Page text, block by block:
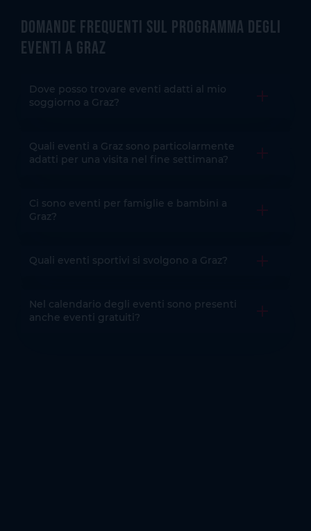
Domande frequenti sul programma degli
eventi a Graz
Dove posso trovare eventi adatti al mio
soggiorno a Graz?
Aprire la
Quali eventi a Graz sono particolarmente
adatti per una visita nel fine settimana?
Aprire la
Ci sono eventi per famiglie e bambini a
Graz?
Aprire la
Quali eventi sportivi si svolgono a Graz? Aprire la
Nel calendario degli eventi sono presenti
anche eventi gratuiti?
Aprire la